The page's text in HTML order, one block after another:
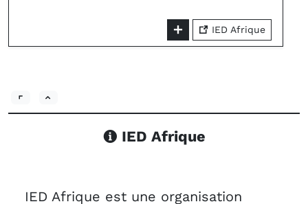
IED Afrique
IED Afrique
IED Afrique est une organisation